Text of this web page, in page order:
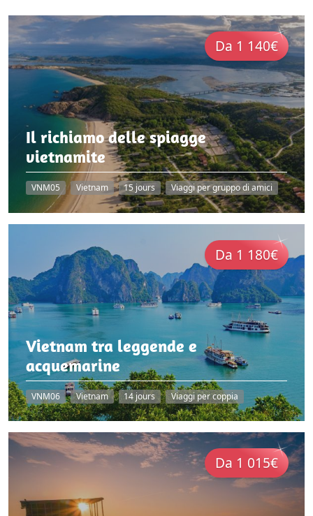
Da 1 140€
Il richiamo delle spiagge
vietnamite
VNM05 Vietnam 15 jours Viaggi per gruppo di amici
Da 1 180€
Vietnam tra leggende e
acquemarine
VNM06 Vietnam 14 jours Viaggi per coppia
Da 1 015€